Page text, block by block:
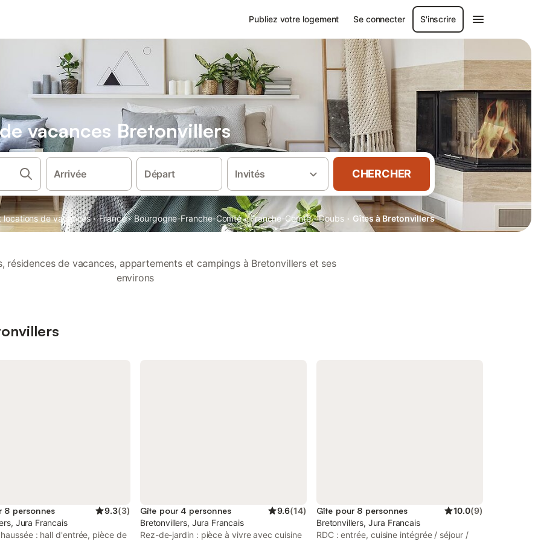
Publiez votre logement Se connecter S'inscrire
vacances Bretonvillers
Arrivée Départ Invités CHERCHER
locations de vacances · France · Bourgogne-Franche-Comté · Franche-Comté · Doubs · Gîtes à Bretonvillers
résidences de vacances, appartements et campings à Bretonvillers et ses
environs
8 personnes 9.3(3)
Jura Francais
: hall d'entrée, pièce de
Gîte pour 4 personnes 9.6(14)
Bretonvillers, Jura Francais
Rez-de-jardin : pièce à vivre avec cuisine
Gîte pour 8 personnes 10.0(9)
Bretonvillers, Jura Francais
RDC : entrée, cuisine intégrée / séjour /